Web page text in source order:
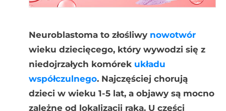
Neuroblastoma to złośliwy nowotwór
wieku dziecięcego, który wywodzi się z
niedojrzałych komórek układu
współczulnego. Najczęściej chorują
dzieci w wieku 1-5 lat, a objawy są mocno
zależne od lokalizacji raka. U części